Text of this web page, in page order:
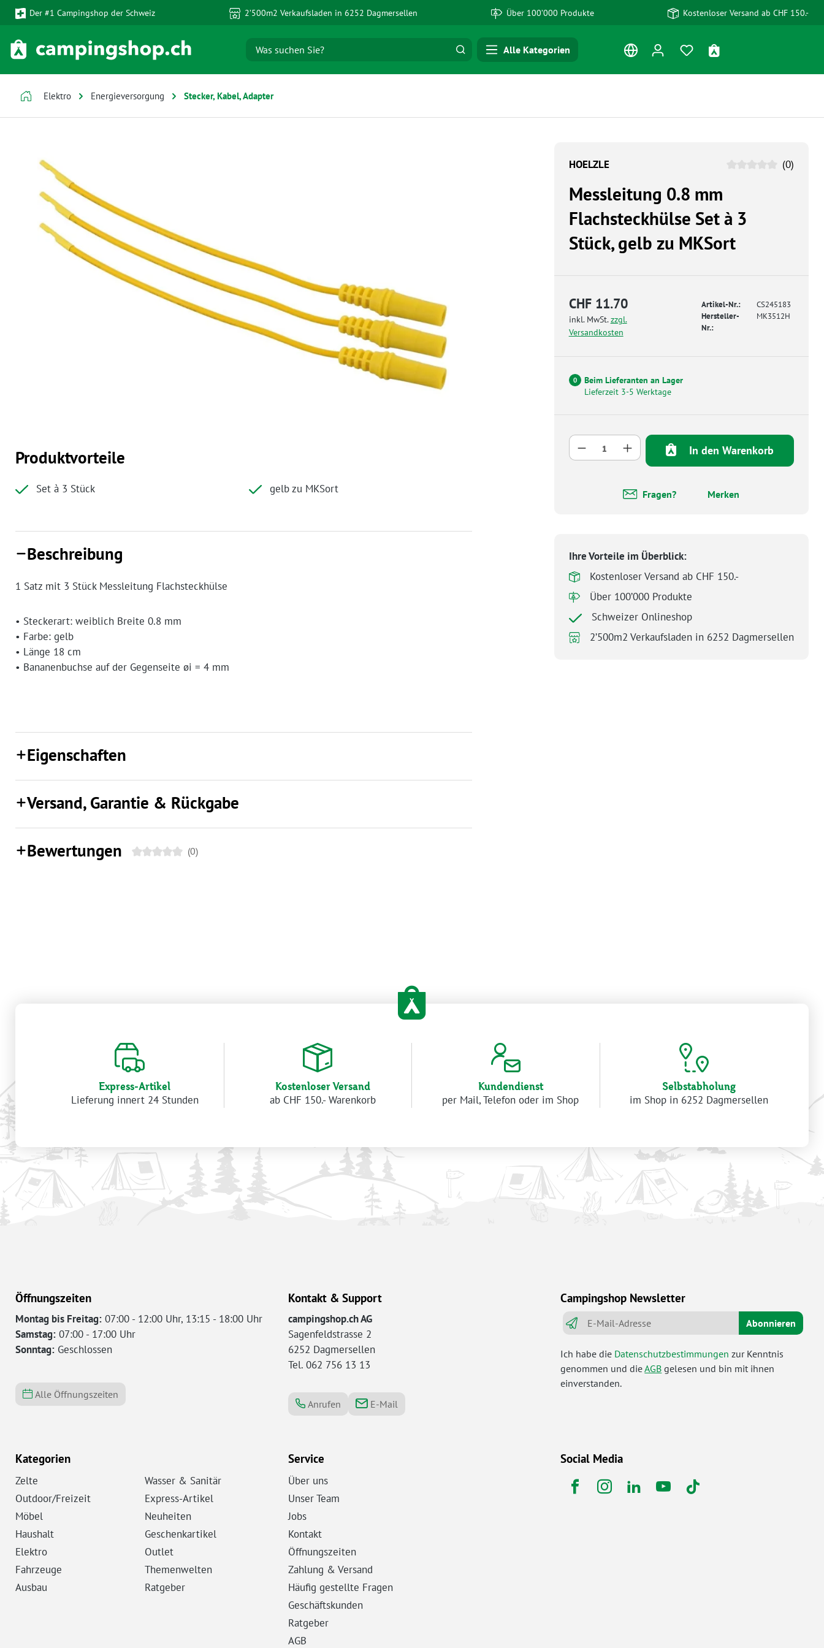
Hauptinhalt springen
Zur Suche springen
Zur Hauptnavigation springen
Der #1 Campingshop der Schweiz 2’500m2 Verkaufsladen in 6252 Dagmersellen Über 100’000 Produkte Kostenloser Versand ab CHF 150.-
Du hast 0 Produkte auf dem
Alle Kategorien
Elektro Energieversorgung Stecker, Kabel, Adapter
Produktvorteile
Set à 3 Stück gelb zu MKSort
Beschreibung
1 Satz mit 3 Stück Messleitung Flachsteckhülse
• Steckerart: weiblich Breite 0.8 mm
• Farbe: gelb
• Länge 18 cm
• Bananenbuchse auf der Gegenseite øi = 4 mm
Eigenschaften
Versand, Garantie & Rückgabe
Bewertungen (0)
HOELZLE (0)
Messleitung 0.8 mm
Flachsteckhülse Set à 3
Stück, gelb zu MKSort
CHF 11.70
inkl. MwSt.zzgl.
Versandkosten
Artikel-Nr.:
CS245183
Hersteller-
Nr.:
MK3512H
0
Beim Lieferanten an Lager
Lieferzeit 3-5 Werktage
Produkt Anzahl: Gib den gewünschten
In den Warenkorb
Fragen? Merken
Ihre Vorteile im Überblick:
Kostenloser Versand ab CHF 150.-
Über 100’000 Produkte
Schweizer Onlineshop
2’500m2 Verkaufsladen in 6252 Dagmersellen
Express-Artikel
Lieferung innert 24 Stunden
Kostenloser Versand
ab CHF 150.- Warenkorb
Kundendienst
per Mail, Telefon oder im Shop
Selbstabholung
im Shop in 6252 Dagmersellen
Öffnungszeiten
Montag bis Freitag: 07:00 - 12:00 Uhr, 13:15 - 18:00 Uhr
Samstag: 07:00 - 17:00 Uhr
Sonntag: Geschlossen
Alle Öffnungszeiten
Kontakt & Support
campingshop.ch AG
Sagenfeldstrasse 2
6252 Dagmersellen
Tel. 062 756 13 13
Anrufen E-Mail
Campingshop Newsletter
Abonnieren
Ich habe die Datenschutzbestimmungen zur Kenntnis
genommen und dieAGB gelesen und bin mit ihnen
einverstanden.
Kategorien
Zelte
Outdoor/Freizeit
Möbel
Haushalt
Elektro
Fahrzeuge
Ausbau
Wasser & Sanitär
Express-Artikel
Neuheiten
Geschenkartikel
Outlet
Themenwelten
Ratgeber
Service
Über uns
Unser Team
Jobs
Kontakt
Öffnungszeiten
Zahlung & Versand
Häufig gestellte Fragen
Geschäftskunden
Ratgeber
AGB
Social Media